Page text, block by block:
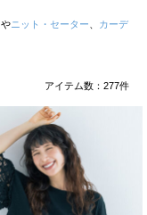
やニット・セーター
カーデ
アイテム数： 277件